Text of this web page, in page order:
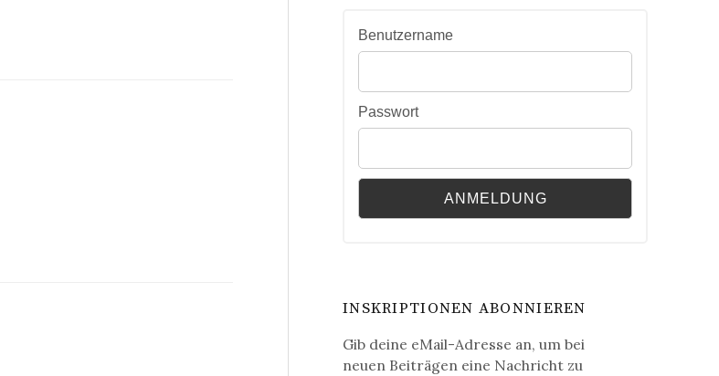
Benutzername
Passwort
INSKRIPTIONEN ABONNIEREN
Gib deine eMail-Adresse an, um bei
neuen Beiträgen eine Nachricht zu